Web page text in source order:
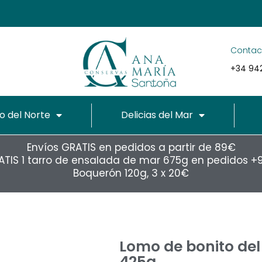
+34
del Norte Delicias del Mar
Envíos GRATIS en pedidos a partir de 89€
1 tarro de ensalada de mar 675g en pedidos
Boquerón 120g, 3 x 20€
Lomo de bonito
conservasanamaria.com *